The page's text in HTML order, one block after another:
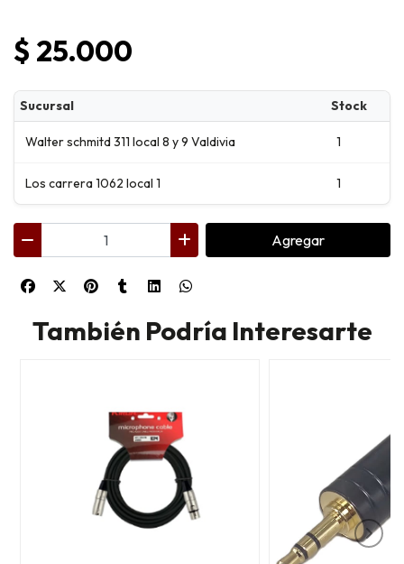
$ 25.000
Sucursal Stock
Walter schmitd 311 local 8 y 9 Valdivia 1
Los carrera 1062 local 1 1
Agregar
También Podría Interesarte